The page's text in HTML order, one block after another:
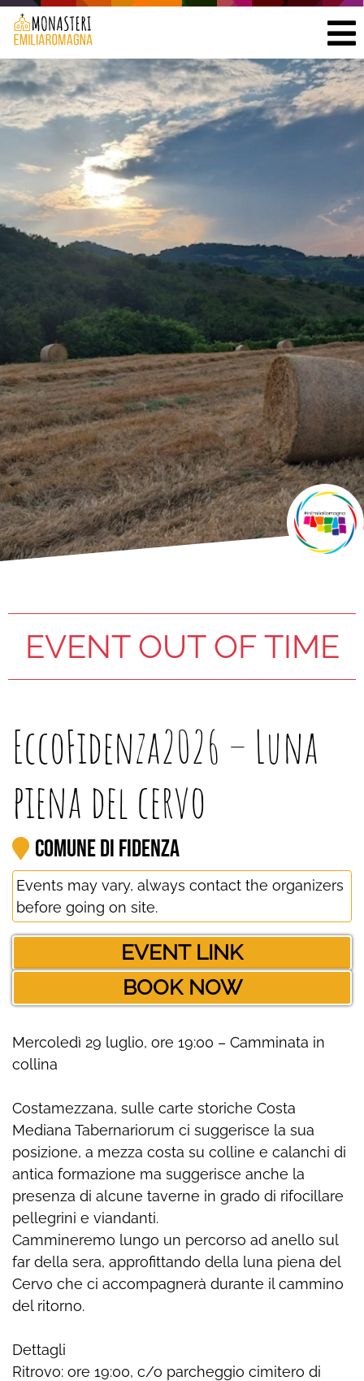
EVENT OUT OF TIME
EccoFidenza2026 – Luna
piena del cervo
Comune di Fidenza
Events may vary, always contact the organizers
before going on site.
EVENT LINK
BOOK NOW
Mercoledì 29 luglio, ore 19:00 – Camminata in
collina
Costamezzana, sulle carte storiche Costa
Mediana Tabernariorum ci suggerisce la sua
posizione, a mezza costa su colline e calanchi di
antica formazione ma suggerisce anche la
presenza di alcune taverne in grado di rifocillare
pellegrini e viandanti.
Cammineremo lungo un percorso ad anello sul
far della sera, approfittando della luna piena del
Cervo che ci accompagnerà durante il cammino
del ritorno.
Dettagli
Ritrovo: ore 19:00, c/o parcheggio cimitero di